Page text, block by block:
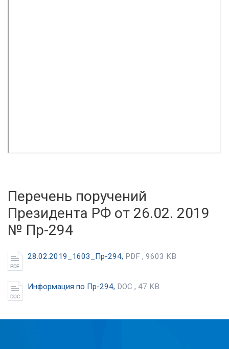
Перечень поручений
Президента РФ от 26.02. 2019
№ Пр-294
28.02.2019_1603_Пр-294, PDF , 9603 KB
Информация по Пр-294, DOC , 47 KB